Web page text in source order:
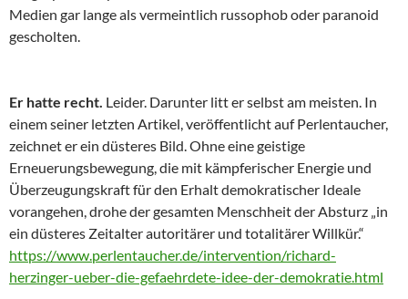
Medien gar lange als vermeintlich russophob oder paranoid
gescholten.
Er hatte recht. Leider. Darunter litt er selbst am meisten. In
einem seiner letzten Artikel, veröffentlicht auf Perlentaucher,
zeichnet er ein düsteres Bild. Ohne eine geistige
Erneuerungsbewegung, die mit kämpferischer Energie und
Überzeugungskraft für den Erhalt demokratischer Ideale
vorangehen, drohe der gesamten Menschheit der Absturz „in
ein düsteres Zeitalter autoritärer und totalitärer Willkür.“
https://www.perlentaucher.de/intervention/richard-
herzinger-ueber-die-gefaehrdete-idee-der-demokratie.html